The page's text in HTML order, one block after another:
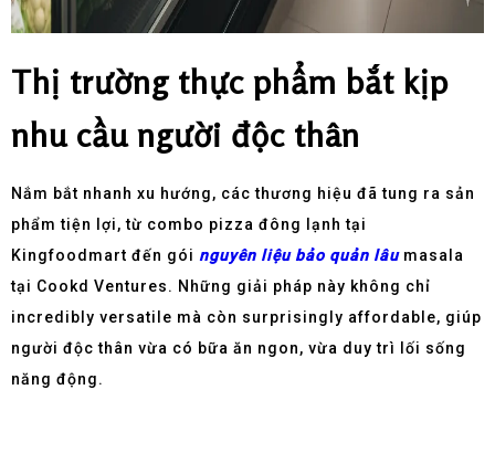
Thị trường thực phẩm bắt kịp
nhu cầu người độc thân
Nắm bắt nhanh xu hướng, các thương hiệu đã tung ra sản
phẩm tiện lợi, từ combo pizza đông lạnh tại
Kingfoodmart đến gói nguyên liệu bảo quản lâumasala
tại Cookd Ventures. Những giải pháp này không chỉ
incredibly versatile mà còn surprisingly affordable, giúp
người độc thân vừa có bữa ăn ngon, vừa duy trì lối sống
năng động.